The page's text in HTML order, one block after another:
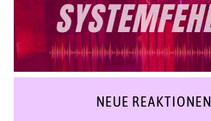
NEUE REAKTIONEN